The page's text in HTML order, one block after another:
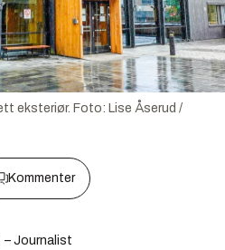
eksteriør. Foto: Lise Åserud /
Kommenter
– Journalist